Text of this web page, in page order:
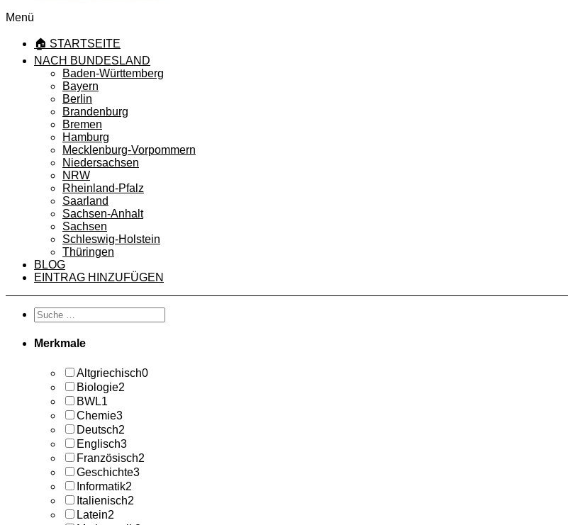
Menü
🏠 STARTSEITE
NACH BUNDESLAND
Baden-Württemberg
Bayern
Berlin
Brandenburg
Bremen
Hamburg
Mecklenburg-Vorpommern
Niedersachsen
NRW
Rheinland-Pfalz
Saarland
Sachsen-Anhalt
Sachsen
Schleswig-Holstein
Thüringen
BLOG
EINTRAG HINZUFÜGEN
Merkmale
Altgriechisch0
Biologie2
BWL1
Chemie3
Deutsch2
Englisch3
Französisch2
Geschichte3
Informatik2
Italienisch2
Latein2